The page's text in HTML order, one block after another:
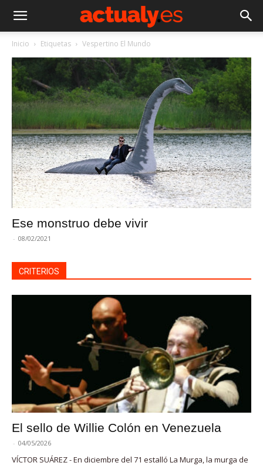
Inicio Etiquetas Vespertino El Mundo
Ese monstruo debe vivir
- 08/02/2021
CRITERIOS
El sello de Willie Colón en Venezuela
- 04/05/2026
VÍCTOR SUÁREZ - En diciembre del 71 estalló La Murga, la murga de